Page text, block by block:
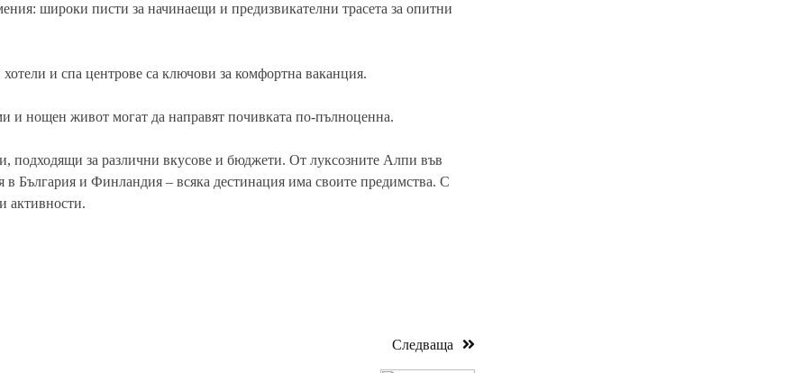
широки писти за начинаещи и предизвикателни трасета за опитни
и спа центрове са ключови за комфортна ваканция.
и нощен живот могат да направят почивката по-пълноценна.
подходящи за различни вкусове и бюджети. От луксозните Алпи във
и Финландия – всяка дестинация има своите предимства. С
активности.
Следваща